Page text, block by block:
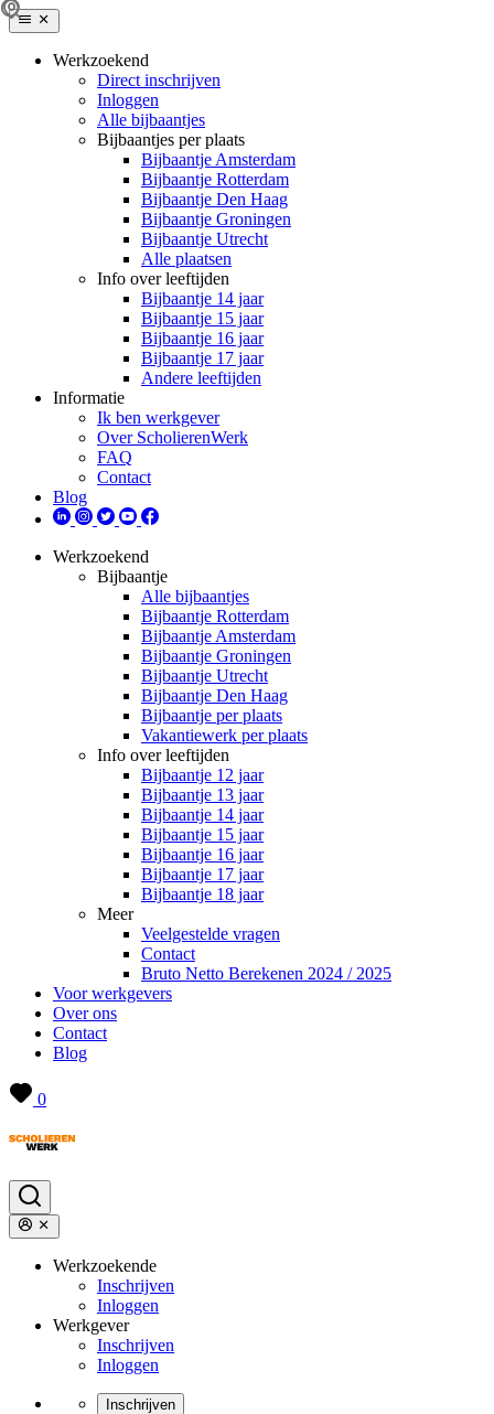
Werkzoekend
Direct inschrijven
Inloggen
Alle bijbaantjes
Bijbaantjes per plaats
Bijbaantje Amsterdam
Bijbaantje Rotterdam
Bijbaantje Den Haag
Bijbaantje Groningen
Bijbaantje Utrecht
Alle plaatsen
Info over leeftijden
Bijbaantje 14 jaar
Bijbaantje 15 jaar
Bijbaantje 16 jaar
Bijbaantje 17 jaar
Andere leeftijden
Informatie
Ik ben werkgever
Over ScholierenWerk
FAQ
Contact
Blog
Werkzoekend
Bijbaantje
Alle bijbaantjes
Bijbaantje Rotterdam
Bijbaantje Amsterdam
Bijbaantje Groningen
Bijbaantje Utrecht
Bijbaantje Den Haag
Bijbaantje per plaats
Vakantiewerk per plaats
Info over leeftijden
Bijbaantje 12 jaar
Bijbaantje 13 jaar
Bijbaantje 14 jaar
Bijbaantje 15 jaar
Bijbaantje 16 jaar
Bijbaantje 17 jaar
Bijbaantje 18 jaar
Meer
Veelgestelde vragen
Contact
Bruto Netto Berekenen 2024 / 2025
Voor werkgevers
Over ons
Contact
Blog
0
Werkzoekende
Inschrijven
Inloggen
Werkgever
Inschrijven
Inloggen
Inschrijven